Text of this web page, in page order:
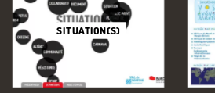
SITUATION(S)